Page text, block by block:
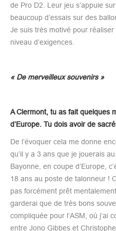
de Pro D2. Leur jeu s’appuie
beaucoup d’essais sur des
Je suis très motivé pour
niveau d’exigences.
« De merveilleux souvenirs »
A Clermont, tu as fait quelques
d’Europe. Tu dois avoir de
De l’évoquer cela me donne
qu’il y a 3 ans que je jouerais
Bayonne, en coupe d’Europe,
18 ans au poste de talonneur !
pas forcément prêt
garderai que de très bons
compliquée pour l’ASM, où j’ai
entre Jono Gibbes et